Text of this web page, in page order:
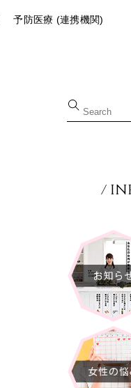
予防医療 (連携機関)
/